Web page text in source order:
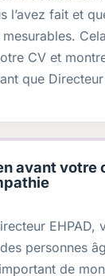
l’avez fait et
CV et
que Directeur
avant votre
EHPAD,
personnes
de